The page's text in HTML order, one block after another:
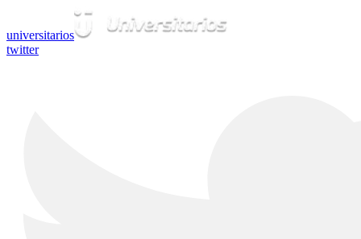
universitarios
twitter